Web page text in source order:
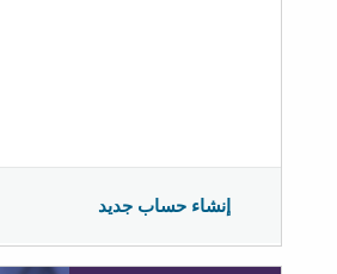
إنشاء حساب جديد